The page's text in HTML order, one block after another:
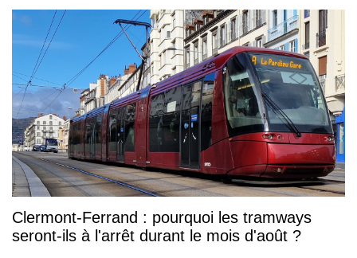
Clermont-Ferrand : pourquoi les tramways
seront-ils à l'arrêt durant le mois d'août ?